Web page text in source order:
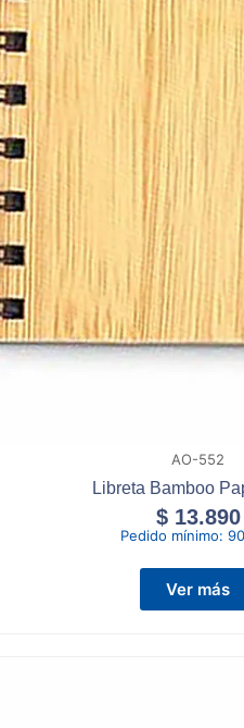
AO-552
Libreta Bamboo
$13.890
Pedido mínimo:
Ver más